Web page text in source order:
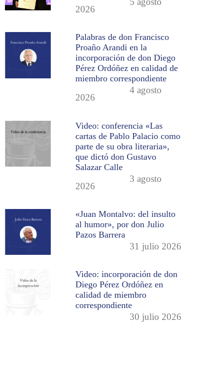
2026
Palabras de don Francisco
Proaño Arandi en la
incorporación de don Diego
Pérez Ordóñez en calidad de
miembro correspondiente
4 agosto
2026
Video: conferencia «Las
cartas de Pablo Palacio como
parte de su obra literaria»,
que dictó don Gustavo
Salazar Calle
3 agosto
2026
«Juan Montalvo: del insulto
al humor», por don Julio
Pazos Barrera
31 julio 2026
Video: incorporación de don
Diego Pérez Ordóñez en
calidad de miembro
correspondiente
30 julio 2026